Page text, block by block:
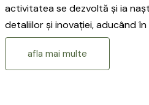
activitatea se dezvoltă și ia
detaliilor și inovației, aducând
afla mai multe